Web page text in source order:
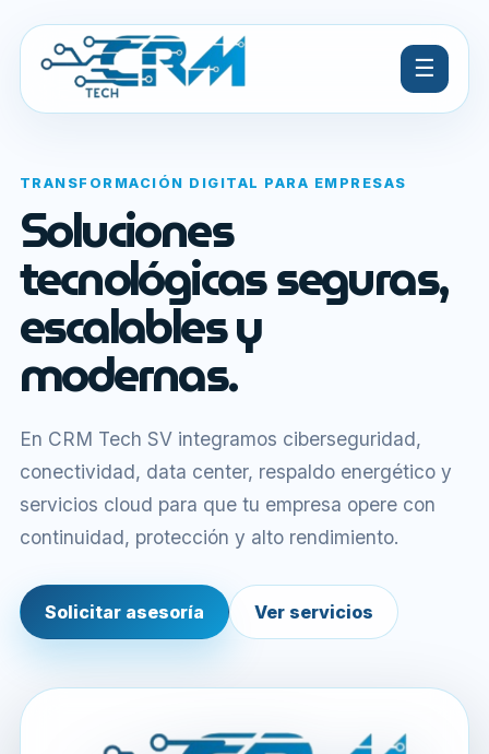
☰
TRANSFORMACIÓN DIGITAL PARA EMPRESAS
Soluciones
tecnológicas seguras,
escalables y
modernas.
En CRM Tech SV integramos ciberseguridad,
conectividad, data center, respaldo energético y
servicios cloud para que tu empresa opere con
continuidad, protección y alto rendimiento.
Solicitar asesoría Ver servicios